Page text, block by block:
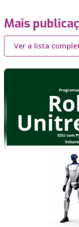
Mais
Ver a lista